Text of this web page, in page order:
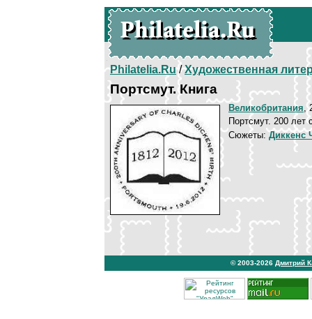
Philatelia.Ru/Художественная
Портсмут. Книга
Великобритания,
Портсмут. 200 лет
Сюжеты: Диккенс
© 2003-2026 Дмитрий